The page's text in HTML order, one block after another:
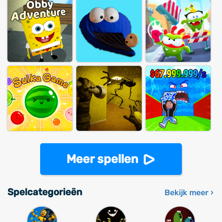
Meer spellen
Spelcategorieën Bekijk meer ›